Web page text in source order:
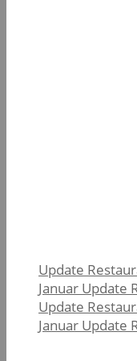
Update
Januar Update
Update
Januar Update